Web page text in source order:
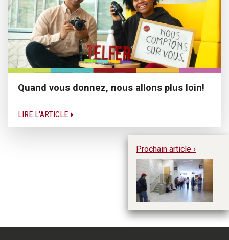
Quand vous donnez, nous allons plus loin!
LIRE L'ARTICLE
Prochain article ›